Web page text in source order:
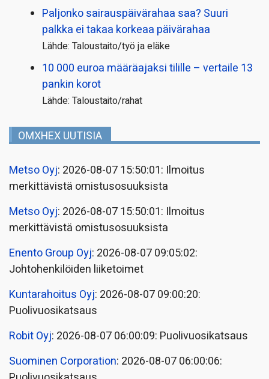
Paljonko sairauspäivä­rahaa saa? Suuri
palkka ei takaa korkeaa päivärahaa
Lähde: Taloustaito/työ ja eläke
10 000 euroa määräajaksi tilille – vertaile 13
pankin korot
Lähde: Taloustaito/rahat
OMXHEX UUTISIA
Metso Oyj: 2026-08-07 15:50:01: Ilmoitus
merkittävistä omistusosuuksista
Metso Oyj: 2026-08-07 15:50:01: Ilmoitus
merkittävistä omistusosuuksista
Enento Group Oyj: 2026-08-07 09:05:02:
Johtohenkilöiden liiketoimet
Kuntarahoitus Oyj: 2026-08-07 09:00:20:
Puolivuosikatsaus
Robit Oyj: 2026-08-07 06:00:09: Puolivuosikatsaus
Suominen Corporation: 2026-08-07 06:00:06: